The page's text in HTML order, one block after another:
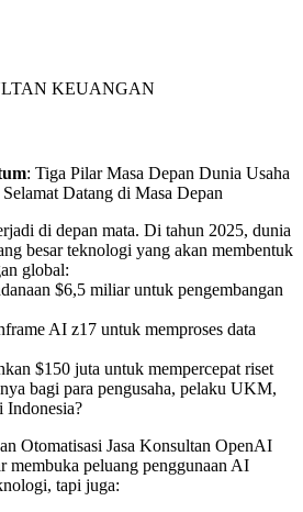
KEUANGAN
: Tiga Pilar Masa Depan Dunia Usaha
Datang di Masa Depan
di depan mata. Di tahun 2025, dunia
besar teknologi yang akan membentuk
global:
$6,5 miliar untuk pengembangan
AI z17 untuk memproses data
$150 juta untuk mempercepat riset
bagi para pengusaha, pelaku UKM,
Indonesia?
Otomatisasi Jasa Konsultan OpenAI
membuka peluang penggunaan AI
tapi juga: